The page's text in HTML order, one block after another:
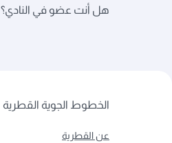
هل أنت عضو في النادي؟
الخطوط الجوية القطرية
عن القطرية